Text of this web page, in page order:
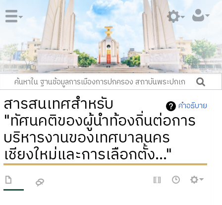
คำอธิบาย
สารสนเทศสำหรับ
"ทัศนคติของผู้นำท้องถิ่นต่อการ
บริหารงานของเทศบาลนคร
เชียงใหม่และการเลือกตั้ง..."